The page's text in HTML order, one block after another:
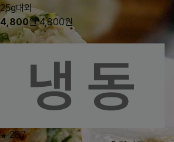
25g내외
4,800원 4,800원
287